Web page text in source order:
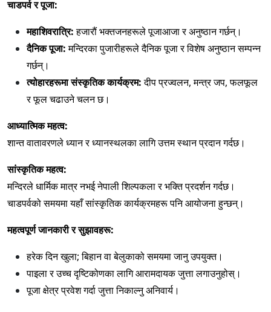
चाडपर्व र पूजा:
महाशिवरात्रि:हजारौं भक्तजनहरूले पूजाआजा र अनुष्ठान गर्छन्।
दैनिक पूजा:मन्दिरका पुजारीहरूले दैनिक पूजा र विशेष अनुष्ठान सम्पन्न
गर्छन्।
त्योहारहरूमा संस्कृतिक कार्यक्रम:दीप प्रज्वलन, मन्त्र जप, फलफूल
र फूल चढाउने चलन छ।
आध्यात्मिक महत्व:
शान्त वातावरणले ध्यान र ध्यानस्थलका लागि उत्तम स्थान प्रदान गर्दछ।
सांस्कृतिक महत्व:
मन्दिरले धार्मिक मात्र नभई नेपाली शिल्पकला र भक्ति प्रदर्शन गर्दछ।
चाडपर्वको समयमा यहाँ सांस्कृतिक कार्यक्रमहरू पनि आयोजना हुन्छन्।
महत्वपूर्ण जानकारी र सुझावहरू:
हरेक दिन खुला; बिहान वा बेलुकाको समयमा जानु उपयुक्त।
पाइला र उच्च दृष्टिकोणका लागि आरामदायक जुत्ता लगाउनुहोस्।
पूजा क्षेत्र प्रवेश गर्दा जुत्ता निकाल्नु अनिवार्य।